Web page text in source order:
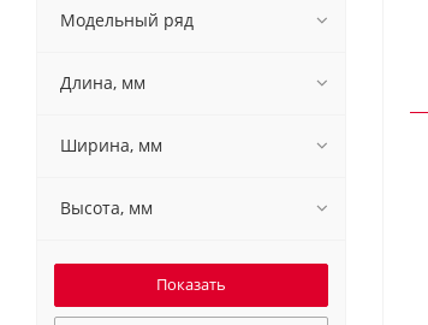
Модельный ряд
Длина, мм
Ширина, мм
Высота, мм